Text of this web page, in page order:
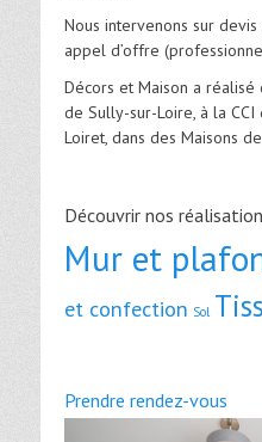
Nous intervenons sur
appel d’offre
Décors et Maison a réalisé
de Sully-sur-Loire, à la
Loiret, dans des Maisons
Découvrir nos
Mur et
et confection Sol
Prendre rendez-vous